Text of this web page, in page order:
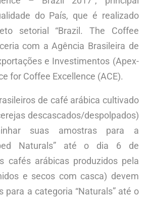
do País, que é realizado
setorial “Brazil. The Coffee
com a Agência Brasileira de
e Investimentos (Apex-
for Coffee Excellence (ACE).
de café arábica cultivado
descascados/despolpados)
suas amostras para a
Naturals” até o dia 6 de
cafés arábicas produzidos pela
e secos com casca) devem
para a categoria “Naturals” até o